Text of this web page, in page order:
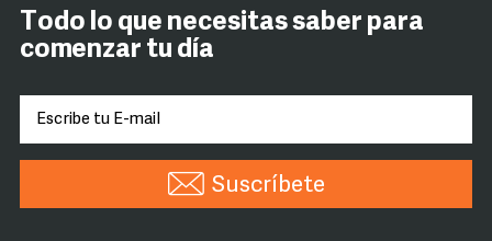
Todo lo que necesitas saber para
comenzar tu día
Suscríbete